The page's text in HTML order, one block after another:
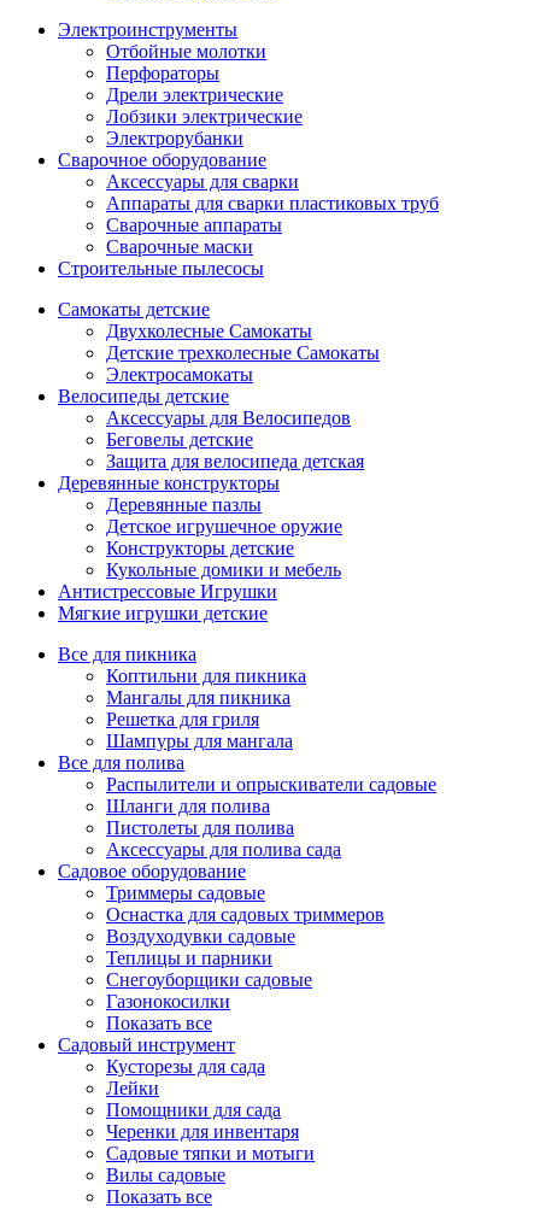
Электроинструменты
Отбойные молотки
Перфораторы
Дрели электрические
Лобзики электрические
Электрорубанки
Сварочное оборудование
Аксессуары для сварки
Аппараты для сварки пластиковых труб
Сварочные аппараты
Сварочные маски
Строительные пылесосы
Самокаты детские
Двухколесные Cамокаты
Детские трехколесные Самокаты
Электросамокаты
Велосипеды детские
Аксессуары для Велосипедов
Беговелы детские
Защита для велосипеда детская
Деревянные конструкторы
Деревянные пазлы
Детское игрушечное оружие
Конструкторы детские
Кукольные домики и мебель
Антистрессовые Игрушки
Мягкие игрушки детские
Все для пикника
Коптильни для пикника
Мангалы для пикника
Решетка для гриля
Шампуры для мангала
Все для полива
Распылители и опрыскиватели садовые
Шланги для полива
Пистолеты для полива
Аксессуары для полива сада
Садовое оборудование
Триммеры садовые
Оснастка для садовых триммеров
Воздуходувки садовые
Теплицы и парники
Снегоуборщики садовые
Газонокосилки
Показать все
Садовый инструмент
Кусторезы для сада
Лейки
Помощники для сада
Черенки для инвентаря
Садовые тяпки и мотыги
Вилы садовые
Показать все